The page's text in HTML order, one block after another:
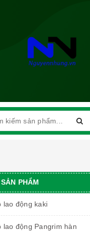
PHẨM
lao động kaki
lao động Pangrim hàn